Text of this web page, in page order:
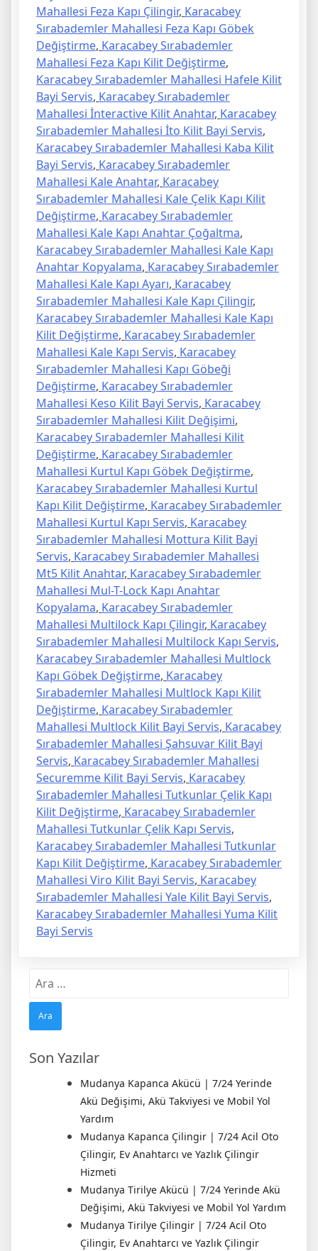
Mahallesi Feza Kapı Çilingir, Karacabey
Sırabademler Mahallesi Feza Kapı Göbek
Değiştirme, Karacabey Sırabademler
Mahallesi Feza Kapı Kilit Değiştirme,
Karacabey Sırabademler Mahallesi Hafele Kilit
Bayi Servis, Karacabey Sırabademler
Mahallesi İnteractive Kilit Anahtar, Karacabey
Sırabademler Mahallesi İto Kilit Bayi Servis,
Karacabey Sırabademler Mahallesi Kaba Kilit
Bayi Servis, Karacabey Sırabademler
Mahallesi Kale Anahtar, Karacabey
Sırabademler Mahallesi Kale Çelik Kapı Kilit
Değiştirme, Karacabey Sırabademler
Mahallesi Kale Kapı Anahtar Çoğaltma,
Karacabey Sırabademler Mahallesi Kale Kapı
Anahtar Kopyalama, Karacabey Sırabademler
Mahallesi Kale Kapı Ayarı, Karacabey
Sırabademler Mahallesi Kale Kapı Çilingir,
Karacabey Sırabademler Mahallesi Kale Kapı
Kilit Değiştirme, Karacabey Sırabademler
Mahallesi Kale Kapı Servis, Karacabey
Sırabademler Mahallesi Kapı Göbeği
Değiştirme, Karacabey Sırabademler
Mahallesi Keso Kilit Bayi Servis, Karacabey
Sırabademler Mahallesi Kilit Değişimi,
Karacabey Sırabademler Mahallesi Kilit
Değiştirme, Karacabey Sırabademler
Mahallesi Kurtul Kapı Göbek Değiştirme,
Karacabey Sırabademler Mahallesi Kurtul
Kapı Kilit Değiştirme, Karacabey Sırabademler
Mahallesi Kurtul Kapı Servis, Karacabey
Sırabademler Mahallesi Mottura Kilit Bayi
Servis, Karacabey Sırabademler Mahallesi
Mt5 Kilit Anahtar, Karacabey Sırabademler
Mahallesi Mul-T-Lock Kapı Anahtar
Kopyalama, Karacabey Sırabademler
Mahallesi Multilock Kapı Çilingir, Karacabey
Sırabademler Mahallesi Multilock Kapı Servis,
Karacabey Sırabademler Mahallesi Multlock
Kapı Göbek Değiştirme, Karacabey
Sırabademler Mahallesi Multlock Kapı Kilit
Değiştirme, Karacabey Sırabademler
Mahallesi Multlock Kilit Bayi Servis, Karacabey
Sırabademler Mahallesi Şahsuvar Kilit Bayi
Servis, Karacabey Sırabademler Mahallesi
Securemme Kilit Bayi Servis, Karacabey
Sırabademler Mahallesi Tutkunlar Çelik Kapı
Kilit Değiştirme, Karacabey Sırabademler
Mahallesi Tutkunlar Çelik Kapı Servis,
Karacabey Sırabademler Mahallesi Tutkunlar
Kapı Kilit Değiştirme, Karacabey Sırabademler
Mahallesi Viro Kilit Bayi Servis, Karacabey
Sırabademler Mahallesi Yale Kilit Bayi Servis,
Karacabey Sırabademler Mahallesi Yuma Kilit
Bayi Servis
Arama:
Son Yazılar
Mudanya Kapanca Akücü | 7/24 Yerinde
Akü Değişimi, Akü Takviyesi ve Mobil Yol
Yardım
Mudanya Kapanca Çilingir | 7/24 Acil Oto
Çilingir, Ev Anahtarcı ve Yazlık Çilingir
Hizmeti
Mudanya Tirilye Akücü | 7/24 Yerinde Akü
Değişimi, Akü Takviyesi ve Mobil Yol Yardım
Mudanya Tirilye Çilingir | 7/24 Acil Oto
Çilingir, Ev Anahtarcı ve Yazlık Çilingir